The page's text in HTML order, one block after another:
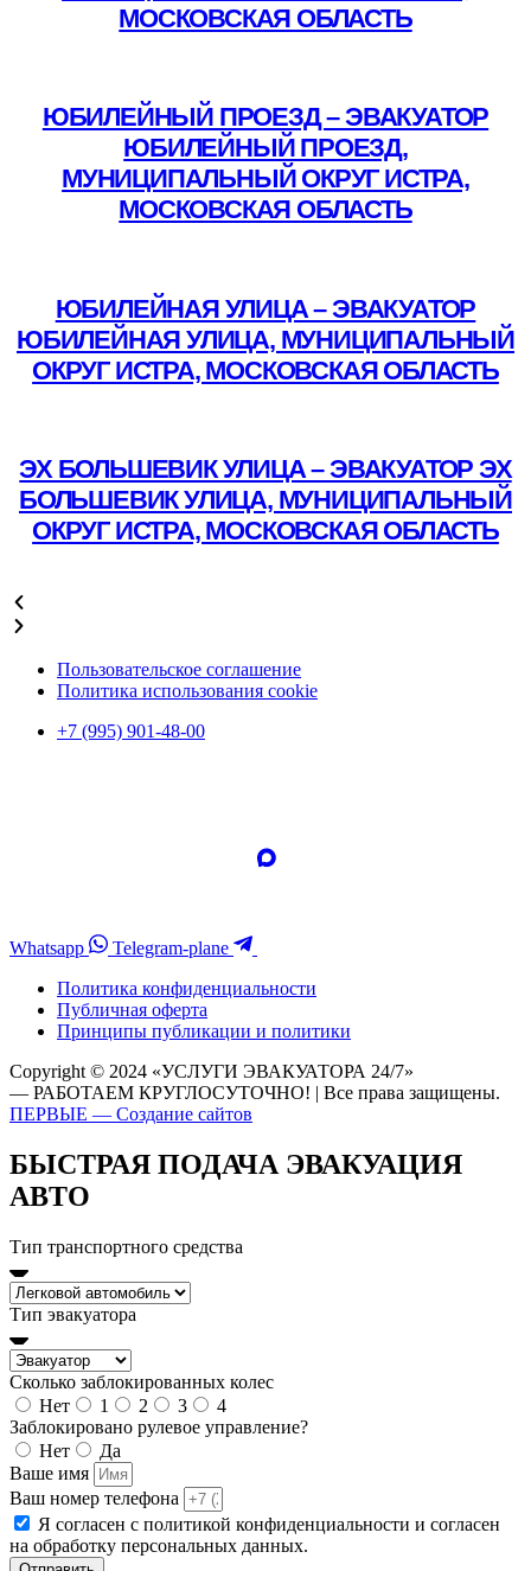
МОСКОВСКАЯ ОБЛАСТЬ
ЮБИЛЕЙНЫЙ ПРОЕЗД – ЭВАКУАТОР
ЮБИЛЕЙНЫЙ ПРОЕЗД,
МУНИЦИПАЛЬНЫЙ ОКРУГ ИСТРА,
МОСКОВСКАЯ ОБЛАСТЬ
ЮБИЛЕЙНАЯ УЛИЦА – ЭВАКУАТОР
ЮБИЛЕЙНАЯ УЛИЦА, МУНИЦИПАЛЬНЫЙ
ОКРУГ ИСТРА, МОСКОВСКАЯ ОБЛАСТЬ
ЭХ БОЛЬШЕВИК УЛИЦА – ЭВАКУАТОР ЭХ
БОЛЬШЕВИК УЛИЦА, МУНИЦИПАЛЬНЫЙ
ОКРУГ ИСТРА, МОСКОВСКАЯ ОБЛАСТЬ
Пользовательское соглашение
Политика использования cookie
+7 (995) 901-48-00
Whatsapp
Telegram-plane
Политика конфиденциальности
Публичная оферта
Принципы публикации и политики
Copyright © 2024 «УСЛУГИ ЭВАКУАТОРА 24/7»
— РАБОТАЕМ КРУГЛОСУТОЧНО! | Все права защищены.
ПЕРВЫЕ — Создание сайтов
БЫСТРАЯ ПОДАЧА ЭВАКУАЦИЯ
АВТО
Тип транспортного средства
Тип эвакуатора
Сколько заблокированных колес
Нет
1 2 3
4
Заблокировано рулевое управление?
Нет
Да
Ваше имя
Ваш номер телефона
Я согласен с политикой конфиденциальности и согласен
на обработку персональных данных.